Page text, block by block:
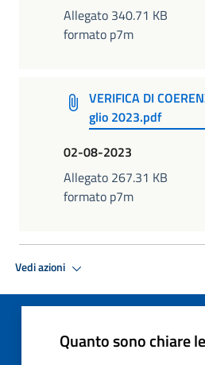
Allegato 340.71 KB
formato p7m
VERIFICA DI
glio 2023.pdf
02-08-2023
Allegato 267.31 KB
formato p7m
Vedi azioni
Quanto sono chiare